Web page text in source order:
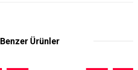
Benzer Ürünler